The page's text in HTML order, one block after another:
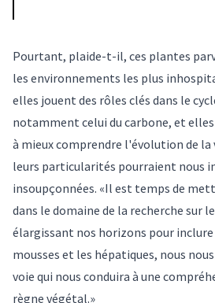
Pourtant, plaide-t-il, ces plantes
les environnements les plus
elles jouent des rôles clés dans le
notamment celui du carbone, et
à mieux comprendre l'évolution de la
leurs particularités pourraient nous
insoupçonnées. «Il est temps de
dans le domaine de la recherche sur
élargissant nos horizons pour
mousses et les hépatiques, nous
voie qui nous conduira à une
règne végétal.»